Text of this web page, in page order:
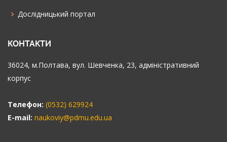
Дослідницький портал
КОНТАКТИ
36024, м.Полтава, вул. Шевченка, 23, адміністративний
корпус
Телефон: (0532) 629924
E-mail: naukoviy@pdmu.edu.ua